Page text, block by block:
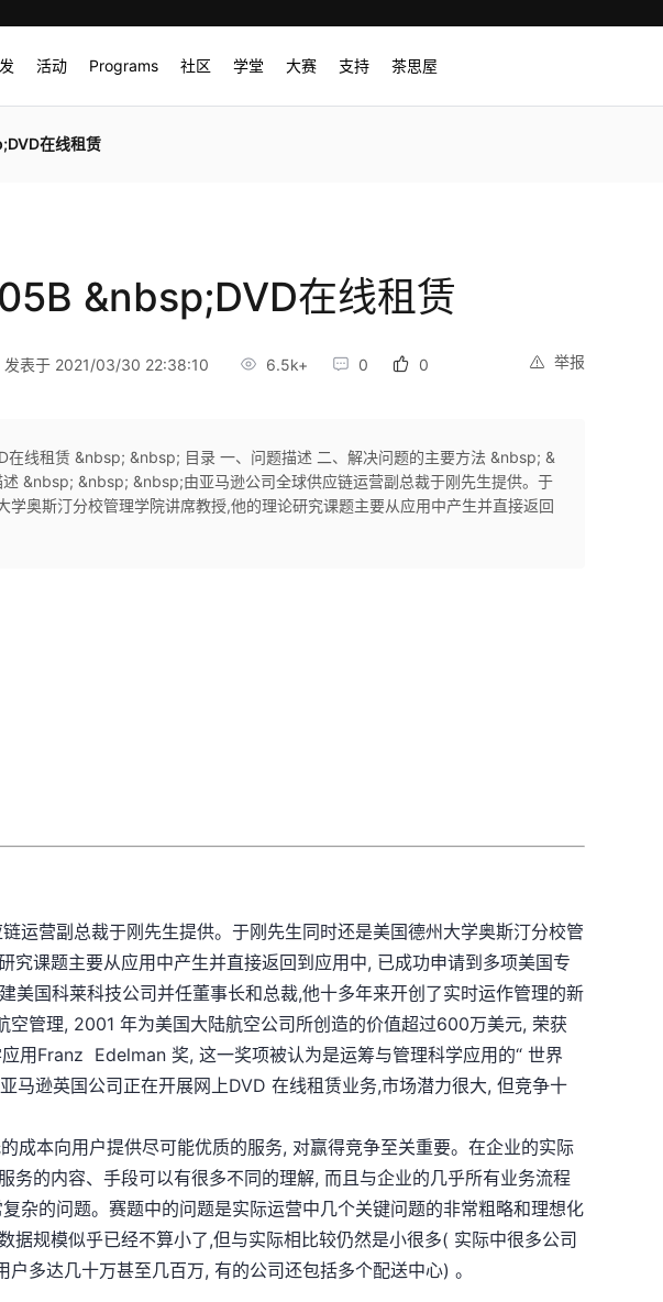
活动 Programs 社区 学堂 大赛 支持 茶思屋
在线租赁
&nbsp;DVD在线租赁
举报
发表于 2021/03/30 22:38:10 6.5k+ 0 0
在线租赁 &nbsp; &nbsp; 目录 一、问题描述 二、解决问题的主要方法 &nbsp; &
&nbsp; &nbsp; &nbsp;由亚马逊公司全球供应链运营副总裁于刚先生提供。于
学奥斯汀分校管理学院讲席教授,他的理论研究课题主要从应用中产生并直接返回
运营副总裁于刚先生提供。于刚先生同时还是美国德州大学奥斯汀分校管
究课题主要从应用中产生并直接返回到应用中, 已成功申请到多项美国专
美国科莱科技公司并任董事长和总裁,他十多年来开创了实时运作管理的新
空管理, 2001 年为美国大陆航空公司所创造的价值超过600万美元, 荣获
用Franz Edelman 奖, 这一奖项被认为是运筹与管理科学应用的“ 世界
马逊英国公司正在开展网上DVD 在线租赁业务,市场潜力很大, 但竞争十
本向用户提供尽可能优质的服务, 对赢得竞争至关重要。在企业的实际
务的内容、手段可以有很多不同的理解, 而且与企业的几乎所有业务流程
杂的问题。赛题中的问题是实际运营中几个关键问题的非常粗略和理想化
据规模似乎已经不算小了,但与实际相比较仍然是小很多( 实际中很多公司
多达几十万甚至几百万, 有的公司还包括多个配送中心) 。